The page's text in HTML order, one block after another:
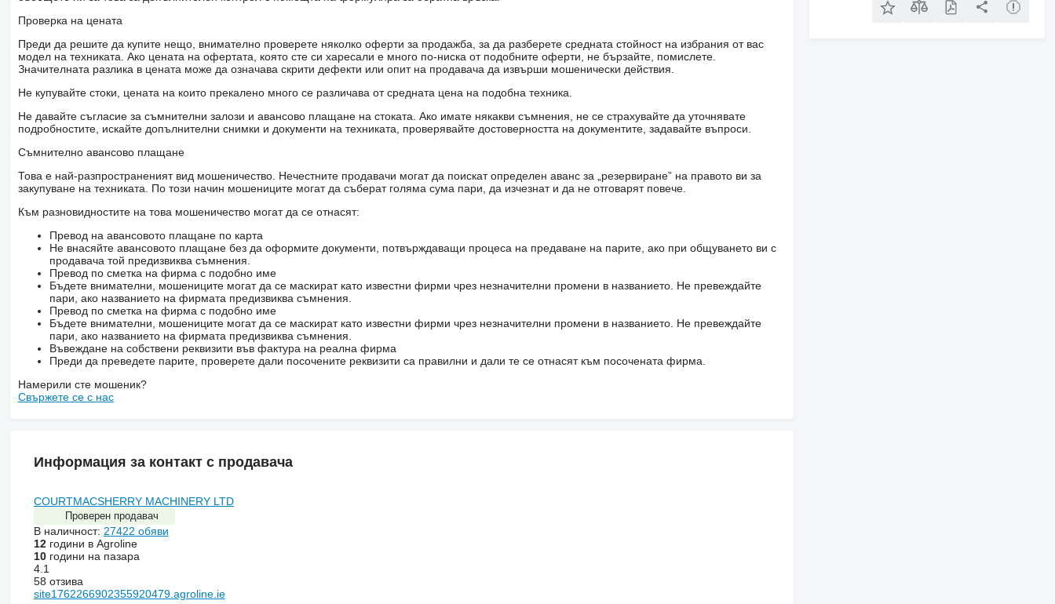
Проверка на цената
Преди да решите да купите нещо, внимателно проверете няколко оферти за продажба, за да разберете средната стойност на избрания от вас
модел на техниката. Ако цената на офертата, която сте си харесали е много по-ниска от подобните оферти, не бързайте, помислете.
Значителната разлика в цената може да означава скрити дефекти или опит на продавача да извърши мошенически действия.
Не купувайте стоки, цената на които прекалено много се различава от средната цена на подобна техника.
Не давайте съгласие за съмнителни залози и авансово плащане на стоката. Ако имате някакви съмнения, не се страхувайте да уточнявате
подробностите, искайте допълнителни снимки и документи на техниката, проверявайте достоверността на документите, задавайте въпроси.
Съмнително авансово плащане
Това е най-разпространеният вид мошеничество. Нечестните продавачи могат да поискат определен аванс за „резервиране” на правото ви за
закупуване на техниката. По този начин мошениците могат да съберат голяма сума пари, да изчезнат и да не отговарят повече.
Към разновидностите на това мошеничество могат да се отнасят:
Превод на авансовото плащане по карта
Не внасяйте авансовото плащане без да оформите документи, потвърждаващи процеса на предаване на парите, ако при общуването ви с
продавача той предизвиква съмнения.
Превод по сметка на фирма с подобно име
Бъдете внимателни, мошениците могат да се маскират като известни фирми чрез незначителни промени в названието. Не превеждайте
пари, ако названието на фирмата предизвиква съмнения.
Превод по сметка на фирма с подобно име
Бъдете внимателни, мошениците могат да се маскират като известни фирми чрез незначителни промени в названието. Не превеждайте
пари, ако названието на фирмата предизвиква съмнения.
Въвеждане на собствени реквизити във фактура на реална фирма
Преди да преведете парите, проверете дали посочените реквизити са правилни и дали те се отнасят към посочената фирма.
Намерили сте мошеник?
Свържете се с нас
Информация за контакт с продавача
COURTMACSHERRY MACHINERY LTD
Проверен продавач
В наличност: 27422 обяви
12години в Agroline
10години на пазара
4.1
58 отзива
site1762266902355920479.agroline.ie